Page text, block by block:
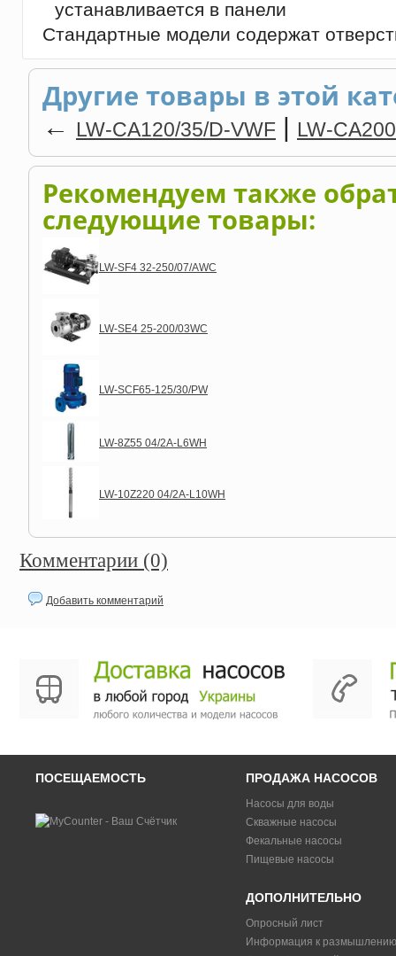
устанавливается в панели
Стандартные модели содержат
Другие товары в этой
← LW-CA120/35/D-VWF | LW-
Рекомендуем также
следующие товары:
LW-SF4 32-250/07/AWC
LW-SE4 25-200/03WC
LW-SCF65-125/30/PW
LW-8Z55 04/2A-L6WH
LW-10Z220 04/2A-L10WH
Комментарии (0)
Добавить комментарий
ПОСЕЩАЕМОСТЬ ПРОДАЖА НАСОСОВ
Насосы для воды
Скважные насосы
Фекальные насосы
Пищевые насосы
ДОПОЛНИТЕЛЬНО
Опросный лист
Информация к размышлению